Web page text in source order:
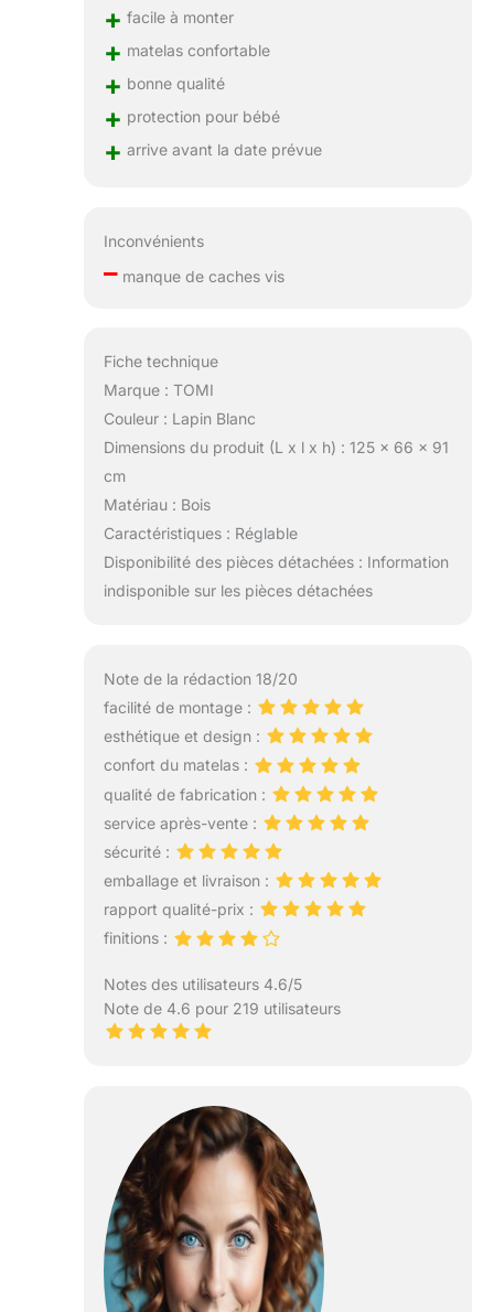
+ facile à monter
+ matelas confortable
+ bonne qualité
+ protection pour bébé
+ arrive avant la date prévue
Inconvénients
–manque de caches vis
Fiche technique
Marque : TOMI
Couleur : Lapin Blanc
Dimensions du produit (L x l x h) : 125 x 66 x 91
cm
Matériau : Bois
Caractéristiques : Réglable
Disponibilité des pièces détachées : Information
indisponible sur les pièces détachées
Note de la rédaction 18/20
facilité de montage :
esthétique et design :
confort du matelas :
qualité de fabrication :
service après-vente :
sécurité :
emballage et livraison :
rapport qualité-prix :
finitions :
Notes des utilisateurs 4.6/5
Note de 4.6 pour 219 utilisateurs